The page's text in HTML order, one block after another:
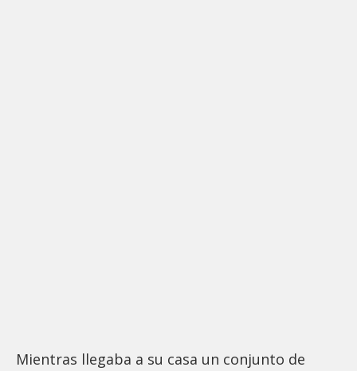
Mientras llegaba a su casa un conjunto de